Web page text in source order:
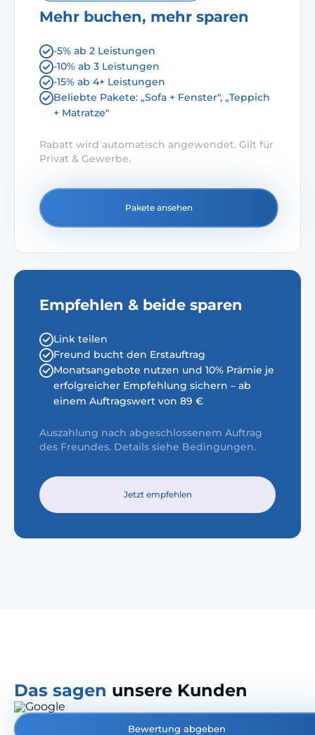
Mehr buchen, mehr sparen
-5% ab 2 Leistungen
-10% ab 3 Leistungen
-15% ab 4+ Leistungen
Beliebte Pakete: „Sofa + Fenster", „Teppich
+ Matratze"
Rabatt wird automatisch angewendet. Gilt für
Privat & Gewerbe.
Pakete ansehen
Empfehlen & beide sparen
Link teilen
Freund bucht den Erstauftrag
Monatsangebote nutzen und 10% Prämie je
erfolgreicher Empfehlung sichern – ab
einem Auftragswert von 89 €
Auszahlung nach abgeschlossenem Auftrag
des Freundes. Details siehe Bedingungen.
Jetzt empfehlen
Das sagen unsere Kunden
Bewertung abgeben